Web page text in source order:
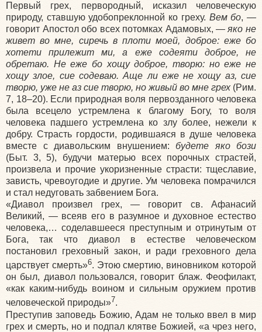
Первый грех, первородный, исказил человеческую
природу, ставшую удобопреклонной ко греху. Вем бо, —
говорит Апостол обо всех потомках Адамовых, —яко не
живет во мне, сиречь в плоти моей, доброе: еже бо
хотети прилежит ми, а еже содеяти доброе, не
обретаю. Не еже бо хощу доброе, творю: но еже не
хощу злое, сие содеваю. Аще ли еже не хощу аз, сие
творю, уже не аз сие творю, но живый во мне грех (Рим.
7, 18–20). Если природная воля первозданного человека
была всецело устремлена к благому Богу, то воля
человека падшего устремлена ко злу более, нежели к
добру. Страсть гордости, родившаяся в душе человека
вместе с диавольским внушением: будете яко бози
(Быт. 3, 5), будучи матерью всех порочных страстей,
произвела и прочие укоризненные страсти: тщеславие,
зависть, чревоугодие и другие. Ум человека помрачился
и стал недуговать забвением Бога.
«Диавол произвел грех, — говорит св. Афанасий
Великий, — всеяв его в разумное и духовное естество
человека,… соделавшееся преступным и отринутым от
Бога, так что диавол в естестве человеческом
постановил греховный закон, и ради греховного дела
царствует смерть»6. Этою смертию, виновником которой
он был, диавол пользовался, говорит блаж. Феофилакт,
«как каким-нибудь воином и сильным оружием против
человеческой природы»7.
Преступив заповедь Божию, Адам не только ввел в мир
грех и смерть, но и подпал клятве Божией, «а чрез него,